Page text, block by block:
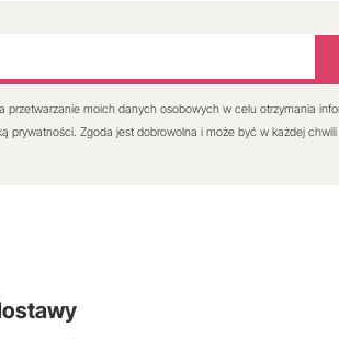
przetwarzanie moich danych osobowych w celu otrzymania
prywatności. Zgoda jest dobrowolna i może być w każdej